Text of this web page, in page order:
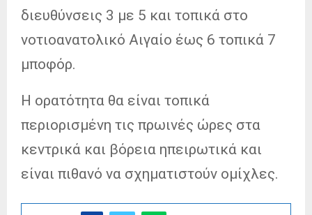
διευθύνσεις 3 με 5 και τοπικά στο
νοτιοανατολικό Αιγαίο έως 6 τοπικά 7
μποφόρ.
Η ορατότητα θα είναι τοπικά
περιορισμένη τις πρωινές ώρες στα
κεντρικά και βόρεια ηπειρωτικά και
είναι πιθανό να σχηματιστούν ομίχλες.